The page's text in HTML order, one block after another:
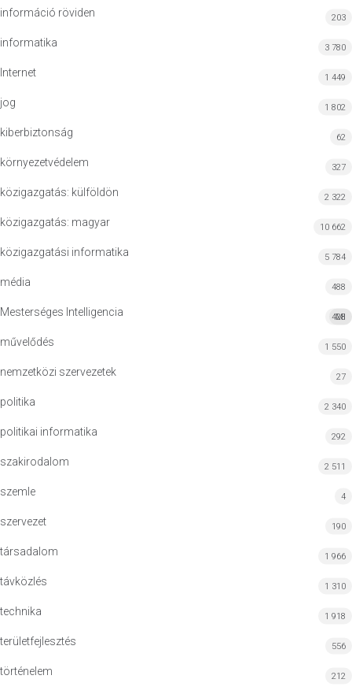
információ röviden 203
informatika 3 780
Internet 1 449
jog 1 802
kiberbiztonság 62
környezetvédelem 327
közigazgatás: külföldön 2 322
közigazgatás: magyar 10 662
közigazgatási informatika 5 784
média 488
Mesterséges Intelligencia MI
428
művelődés 1 550
nemzetközi szervezetek 27
politika 2 340
politikai informatika 292
szakirodalom 2 511
szemle 4
szervezet 190
társadalom 1 966
távközlés 1 310
technika 1 918
területfejlesztés 556
történelem 212